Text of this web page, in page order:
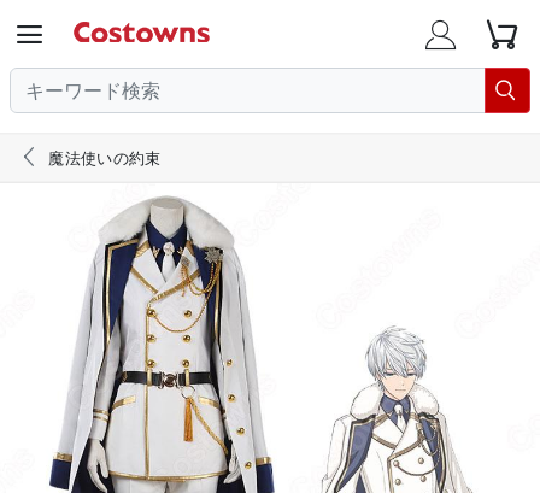
  

 魔法使いの約束